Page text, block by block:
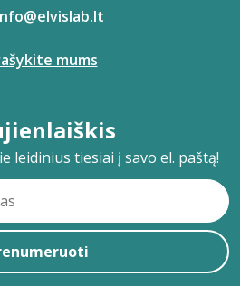
mums
leidinius tiesiai į savo el. paštą!